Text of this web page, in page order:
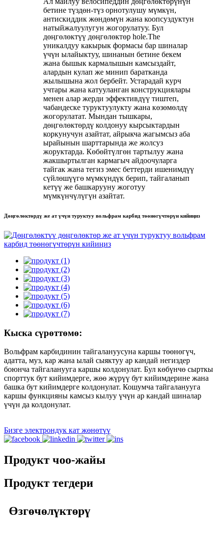
бетине түздөн-түз орнотулушу мүмкүн,
антискиддик жөндөмүн жана коопсуздуктун
натыйжалуулугун жогорулатуу. Бул
дөңгөлөктүү дөңгөлөктөр hole.The
уникалдуу какырык формасы бар шиналар
үчүн ылайыктуу, шинанын бетине бекем
жана бышык кармалышын камсыздайт,
алардын кулап же минип баратканда
жылышына жол бербейт. Устарадай курч
учтары жана катууланган конструкциялары
менен алар жерди эффективдүү тиштеп,
чабандеске туруктуулукту жана көзөмөлдү
жогорулатат. Мындан тышкары,
дөңгөлөктөрдү колдонуу кырсыктардын
коркунучун азайтат, айрыкча жагымсыз аба
ырайынын шарттарында же жолсуз
жоруктарда. Көбөйтүлгөн тартылуу жана
жакшыртылган кармагыч айдоочуларга
тайгак жана тегиз эмес беттерди ишенимдүү
сүйлөшүүгө мүмкүндүк берип, тайгаланып
кетүү же башкарууну жоготуу
мүмкүнчүлүгүн азайтат.
Дөңгөлөктөрдү же ат үчүн туруктуу вольфрам карбид төөнөгүчтөрүн кийиңиз
Кыска сүрөттөмө:
Вольфрам карбидинин тайгалануусуна каршы төөнөгүч,
адатта, муз, кар жана ылай сыяктуу ар кандай негиздер
боюнча тайгаланууга каршы колдонулат. Бул көбүнчө сырткы
спорттук бут кийимдерге, жөө жүрүү бут кийимдерине жана
башка бут кийимдерге колдонулат. Кошумча тайгаланууга
каршы функцияны камсыз кылуу үчүн ар кандай шиналар
үчүн да колдонулат.
Бизге электрондук кат жөнөтүү
Продукт чоо-жайы
Продукт тегдери
Өзгөчөлүктөрү